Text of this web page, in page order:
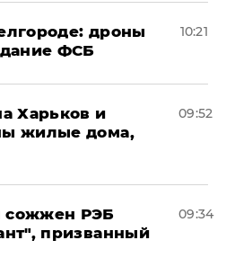
дроны
ФСБ
10:21
Харьков и
жилые дома,
09:52
сожжен РЭБ
призванный
09:34